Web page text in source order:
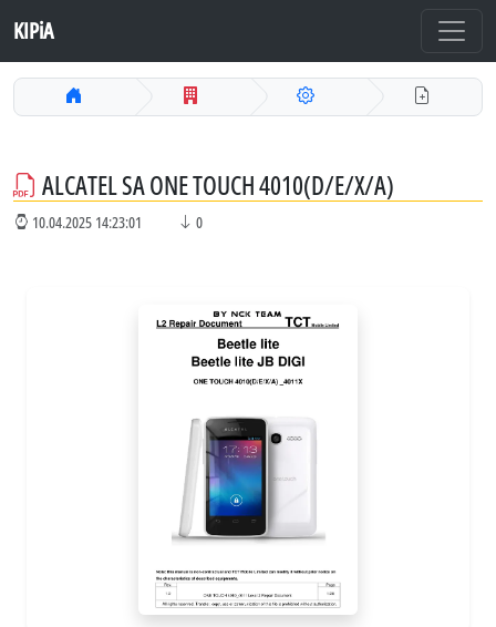
KIPiA
ALCATEL SA ONE TOUCH 4010(D/E/X/A)
10.04.2025 14:23:01 0